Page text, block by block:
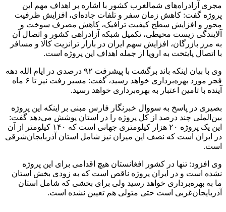
مجری آزادراه‌های شمالغرب کشور با اشاره بر اهداف مهم این
پروژه گفت: کاهش زمان سفر و تلفات جاده‌ای، افزایش ظرفیت
محور و افزایش سطح کیفیت ترافیک، کاهش مصرف سوخت و
آلایندگی زیست محیطی، تکمیل شبکه آزادراهی کشور و اتصال آن
به مرز بازرگان، افزایش سهم ایران در بازار ترانزیت کالا و مسافر
با اتصال پایتخت به اروپا از جمله اهداف این پروژه است.
وی با بیان اینکه باند برگشت با پیشرفت ۹۲ درصدی در ایام الله دهه
فجر مورد بهره‌برداری خواهد رسید، گفت: مسیر رفت نیز تا ۶ ماه
آینده با تامین اعتبار به بهره‌برداری خواهد رسید.
بصیری در پاسخ به سووال خبرنگار فارس مبنی بر اینکه این پروژه
بین‌الملی چند درصد از کل پروژه را در استان پوشش می‌دهد گفت:
این یک پروژه ۲۰ هزار کیلومتری جهانی است که ۱۴۰ کیلومتر از آن
در ایران است که نصف این میزان نیز شامل استان آذربایجان‌شرقی
است.
وی افزود: تنها در کشور افغانستان هیچ اقدامی برای این پروژه
نشده است و در ایران پروژه ناقص است که به زودی بخش استان
ما به بهره‌برداری خواهد رسید ولی برای بخشی که شامل استان
آذربایجان‌غربی است حتی متولی هم تعیین نشده است.